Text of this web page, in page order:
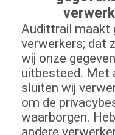
Audittrail maakt
verwerkers; dat
wij onze
uitbesteed. Met
sluiten wij
om de
waarborgen.
andere